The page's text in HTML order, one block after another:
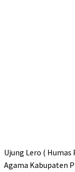
Ujung Lero (
Agama Kabupaten